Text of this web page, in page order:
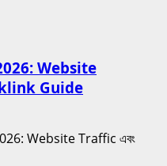
Website
Guide